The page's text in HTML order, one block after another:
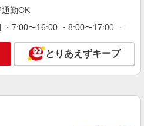
円〜2125円 ＜日払い有/週払い有/交
ソリン代含む)＞
詳細を見る
勤OK
・7:00〜16:00 ・8:00〜17:00 ・
とりあえずキープ